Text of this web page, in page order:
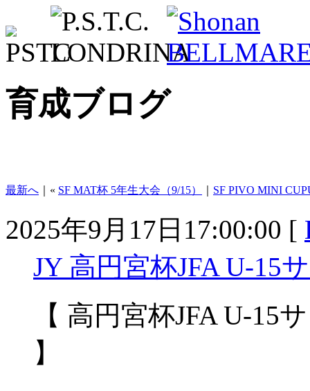
育成ブログ
最新へ ｜« SF MAT杯 5年生大会（9/15） SF PIVO MINI
2025年9月17日17:00:00 [
JY 高円宮杯JFA U-15
【 高円宮杯JFA U-15
】